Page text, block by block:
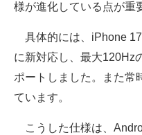
様が進化している点が重
具体的には、iPhone 17
に新対応し、最大120Hz
ポートしました。また常
ています。
こうした仕様は、